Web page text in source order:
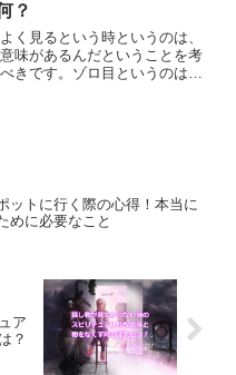
？
く見るという時というのは、
味があるんだということを考
きです。ゾロ目というのはエ
ットに行く際の心得！本当に
めに必要なこと
ア
？